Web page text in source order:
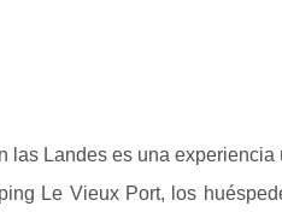
las Landes es una
Le Vieux Port, los